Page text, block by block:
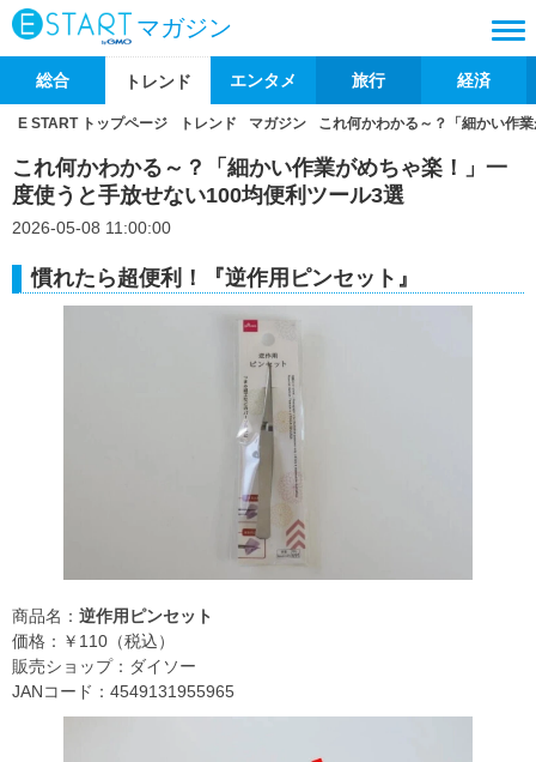
マガジン
総合 トレンド エンタメ 旅行 経済
E START トップページ トレンド マガジン これ何かわかる～？「細かい作
これ何かわかる～？「細かい作業がめちゃ楽！」一
度使うと手放せない100均便利ツール3選
2026-05-08 11:00:00
慣れたら超便利！『逆作用ピンセット』
商品名： 逆作用ピンセット
価格：￥110（税込）
販売ショップ：ダイソー
JANコード：4549131955965